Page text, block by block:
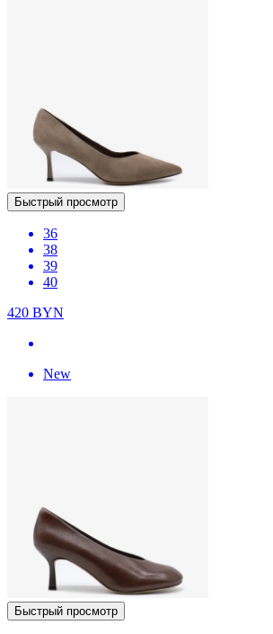
Быстрый просмотр
36
38
39
40
420 BYN
New
Быстрый просмотр